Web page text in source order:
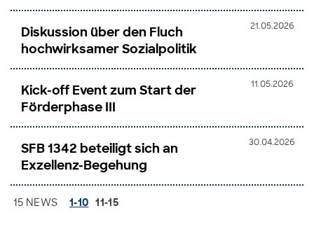
21.05.2026
Diskussion über den Fluch
hochwirksamer Sozialpolitik
11.05.2026
Kick-off Event zum Start der
Förderphase III
30.04.2026
SFB 1342 beteiligt sich an
Exzellenz-Begehung
15 NEWS 1-10 11-15